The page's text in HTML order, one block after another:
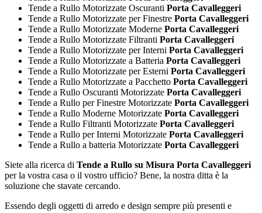
Tende a Rullo Motorizzate Oscuranti Porta Cavalleggeri
Tende a Rullo Motorizzate per Finestre Porta Cavalleggeri
Tende a Rullo Motorizzate Moderne Porta Cavalleggeri
Tende a Rullo Motorizzate Filtranti Porta Cavalleggeri
Tende a Rullo Motorizzate per Interni Porta Cavalleggeri
Tende a Rullo Motorizzate a Batteria Porta Cavalleggeri
Tende a Rullo Motorizzate per Esterni Porta Cavalleggeri
Tende a Rullo Motorizzate a Pacchetto Porta Cavalleggeri
Tende a Rullo Oscuranti Motorizzate Porta Cavalleggeri
Tende a Rullo per Finestre Motorizzate Porta Cavalleggeri
Tende a Rullo Moderne Motorizzate Porta Cavalleggeri
Tende a Rullo Filtranti Motorizzate Porta Cavalleggeri
Tende a Rullo per Interni Motorizzate Porta Cavalleggeri
Tende a Rullo a batteria Motorizzate Porta Cavalleggeri
Siete alla ricerca di Tende a Rullo su Misura Porta Cavalleggeri
per la vostra casa o il vostro ufficio? Bene, la nostra ditta è la
soluzione che stavate cercando.
Essendo degli oggetti di arredo e design sempre più presenti e